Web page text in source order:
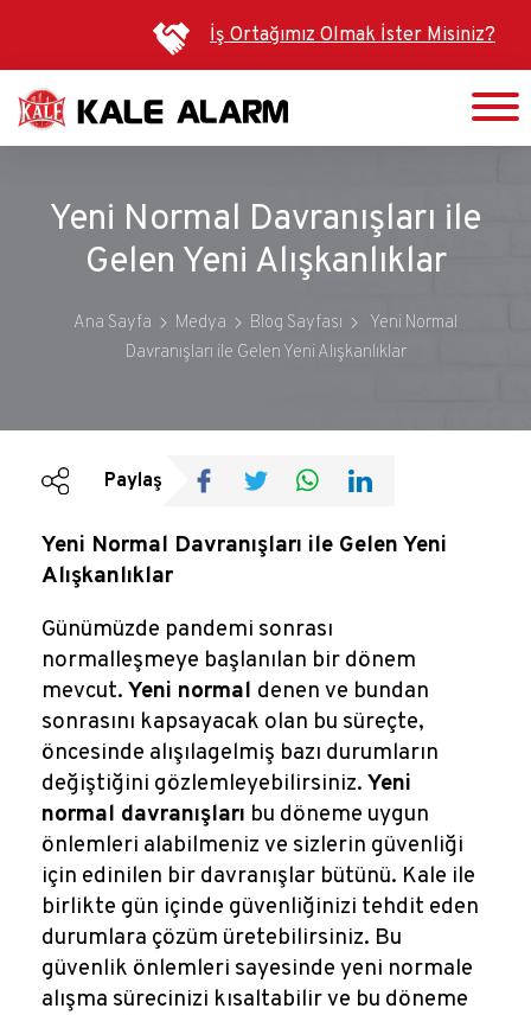
atla
İş Ortağımız Olmak İster Misiniz?
Yeni Normal Davranışları ile
Gelen Yeni Alışkanlıklar
Ana Sayfa Medya Blog Sayfası
Yeni Normal
Davranışları ile Gelen Yeni Alışkanlıklar
Bültenler
Reklamlar
Blog
Paylaş
Yeni Normal Davranışları ile Gelen Yeni
Alışkanlıklar
Günümüzde pandemi sonrası
normalleşmeye başlanılan bir dönem
mevcut. Yeni normal denen ve bundan
sonrasını kapsayacak olan bu süreçte,
öncesinde alışılagelmiş bazı durumların
değiştiğini gözlemleyebilirsiniz. Yeni
normal davranışları bu döneme uygun
önlemleri alabilmeniz ve sizlerin güvenliği
için edinilen bir davranışlar bütünü. Kale ile
birlikte gün içinde güvenliğinizi tehdit eden
durumlara çözüm üretebilirsiniz. Bu
güvenlik önlemleri sayesinde yeni normale
alışma sürecinizi kısaltabilir ve bu döneme